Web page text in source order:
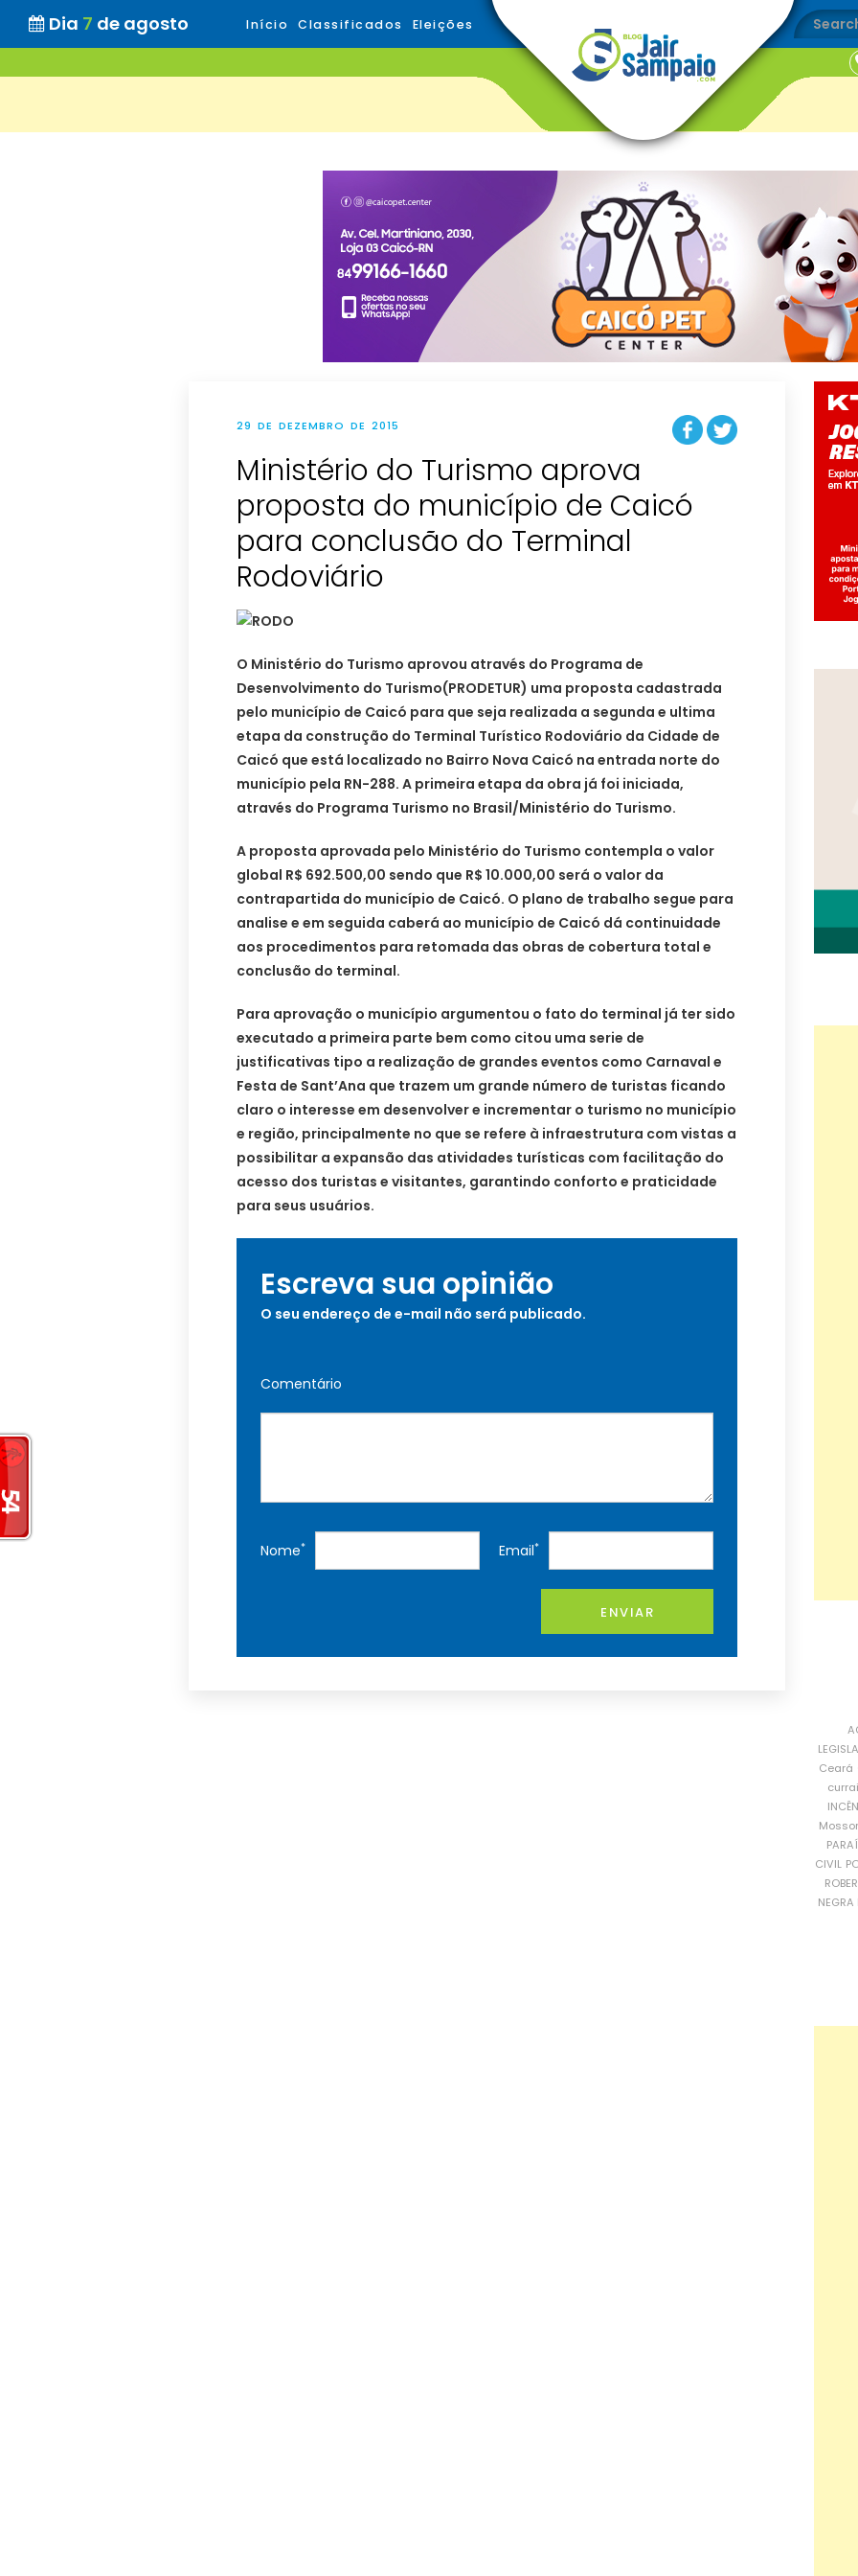
Dia 7 de agosto Início Classificados Eleições
29 DE DEZEMBRO DE 2015
Ministério do Turismo aprova
proposta do município de Caicó
para conclusão do Terminal
O Ministério do Turismo aprovou através do Programa de
Desenvolvimento do Turismo(PRODETUR) uma proposta cadastrada
pelo município de Caicó para que seja realizada a segunda e ultima
etapa da construção do Terminal Turístico Rodoviário da Cidade de
Caicó que está localizado no Bairro Nova Caicó na entrada norte do
município pela RN-288. A primeira etapa da obra já foi iniciada,
através do Programa Turismo no Brasil/Ministério do Turismo.
A proposta aprovada pelo Ministério do Turismo contempla o valor
global R$ 692.500,00 sendo que R$ 10.000,00 será o valor da
contrapartida do município de Caicó. O plano de trabalho segue para
analise e em seguida caberá ao município de Caicó dá continuidade
aos procedimentos para retomada das obras de cobertura total e
conclusão do terminal.
Para aprovação o município argumentou o fato do terminal já ter sido
executado a primeira parte bem como citou uma serie de
justificativas tipo a realização de grandes eventos como Carnaval e
Festa de Sant’Ana que trazem um grande número de turistas ficando
claro o interesse em desenvolver e incrementar o turismo no município
e região, principalmente no que se refere à infraestrutura com vistas a
possibilitar a expansão das atividades turísticas com facilitação do
acesso dos turistas e visitantes, garantindo conforto e praticidade
para seus usuários.
Escreva sua opinião
O seu endereço de e-mail não será publicado.
Comentário
Nome* Email*
ENVIAR
Ceará
CIVIL
NEGRA